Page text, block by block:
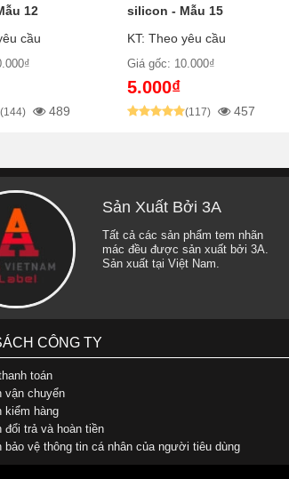
12
cầu
(144) 489
silicon - Mẫu 15
KT: Theo yêu cầu
Giá gốc: 10.000₫
5.000₫
(117) 457
Sản Xuất Bởi 3A
Tất cả các sản phẩm tem nhãn
mác đều được sản xuất bởi 3A.
Sản xuất tại Việt Nam.
CÔNG TY
toán
vận chuyển
kiểm hàng
đổi trả và hoàn tiền
bảo vệ thông tin cá nhân của người tiêu dùng